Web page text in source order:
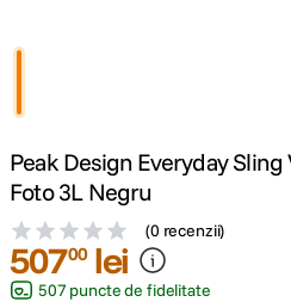
4 . peak design
canon sx740 hs
6 lavaliera
Peak Design Everyday Sling
Foto 3L Negru
(0 recenzii)
50700 lei
507 puncte de fidelitate